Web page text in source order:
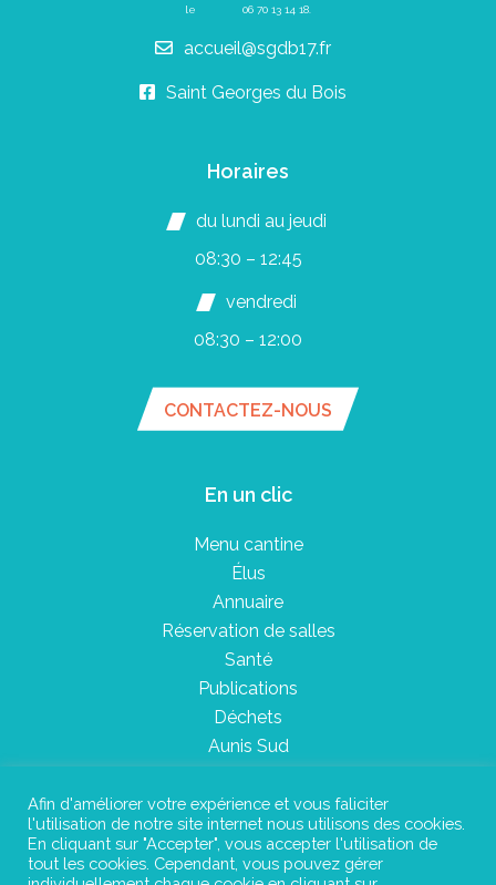
le 06 70 13 14 18
accueil@sgdb17.fr
Saint Georges du Bois
Horaires
du lundi au jeudi
08:30 – 12:45
vendredi
08:30 – 12:00
CONTACTEZ-NOUS
En un clic
Menu cantine
Élus
Annuaire
Réservation de salles
Santé
Publications
Déchets
Aunis Sud
Plan du site
Mentions légales
Afin d'améliorer votre expérience et vous faliciter
l'utilisation de notre site internet nous utilisons des cookies.
En cliquant sur "Accepter", vous accepter l'utilisation de
tout les cookies. Cependant, vous pouvez gérer